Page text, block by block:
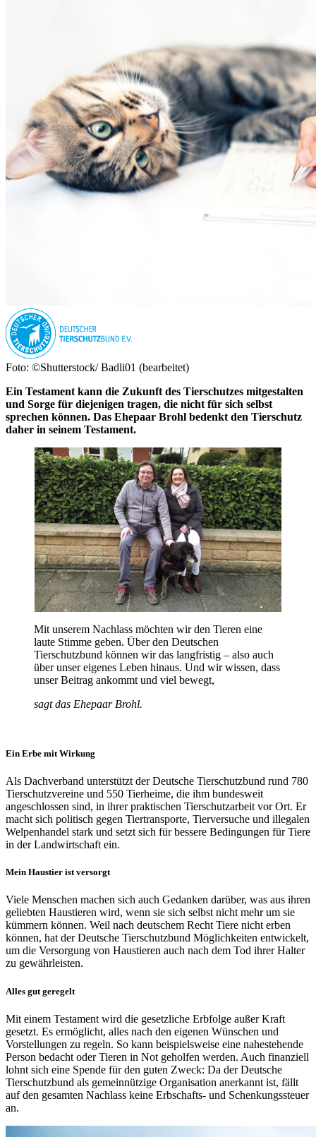
Foto: ©Shutterstock/ Badli01 (bearbeitet)
Ein Testament kann die Zukunft des Tierschutzes mitgestalten
und Sorge für diejenigen tragen, die nicht für sich selbst
sprechen können. Das Ehepaar Brohl bedenkt den Tierschutz
daher in seinem Testament.
Mit unserem Nachlass möchten wir den Tieren eine
laute Stimme geben. Über den Deutschen
Tierschutzbund können wir das langfristig – also auch
über unser eigenes Leben hinaus. Und wir wissen, dass
unser Beitrag ankommt und viel bewegt,
sagt das Ehepaar Brohl.
Ein Erbe mit Wirkung
Als Dachverband unterstützt der Deutsche Tierschutzbund rund 780
Tierschutzvereine und 550 Tierheime, die ihm bundesweit
angeschlossen sind, in ihrer praktischen Tierschutzarbeit vor Ort. Er
macht sich politisch gegen Tiertransporte, Tierversuche und illegalen
Welpenhandel stark und setzt sich für bessere Bedingungen für Tiere
in der Landwirtschaft ein.
Mein Haustier ist versorgt
Viele Menschen machen sich auch Gedanken darüber, was aus ihren
geliebten Haustieren wird, wenn sie sich selbst nicht mehr um sie
kümmern können. Weil nach deutschem Recht Tiere nicht erben
können, hat der Deutsche Tierschutzbund Möglichkeiten entwickelt,
um die Versorgung von Haustieren auch nach dem Tod ihrer Halter
zu gewährleisten.
Alles gut geregelt
Mit einem Testament wird die gesetzliche Erbfolge außer Kraft
gesetzt. Es ermöglicht, alles nach den eigenen Wünschen und
Vorstellungen zu regeln. So kann beispielsweise eine nahestehende
Person bedacht oder Tieren in Not geholfen werden. Auch finanziell
lohnt sich eine Spende für den guten Zweck: Da der Deutsche
Tierschutzbund als gemeinnützige Organisation anerkannt ist, fällt
auf den gesamten Nachlass keine Erbschafts- und Schenkungssteuer
an.